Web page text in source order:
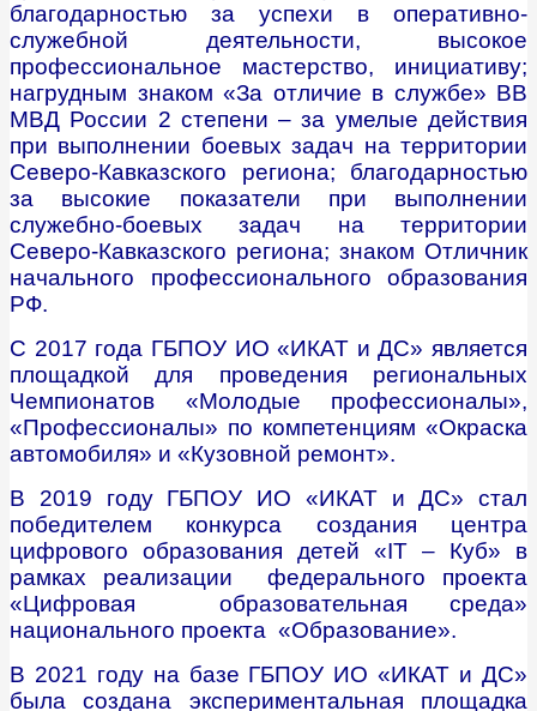
благодарностью за успехи в оперативно-
служебной деятельности, высокое
профессиональное мастерство, инициативу;
нагрудным знаком «За отличие в службе» ВВ
МВД России 2 степени – за умелые действия
при выполнении боевых задач на территории
Северо-Кавказского региона; благодарностью
за высокие показатели при выполнении
служебно-боевых задач на территории
Северо-Кавказского региона; знаком Отличник
начального профессионального образования
РФ.
С 2017 года ГБПОУ ИО «ИКАТ и ДС» является
площадкой для проведения региональных
Чемпионатов «Молодые профессионалы»,
«Профессионалы» по компетенциям «Окраска
автомобиля» и «Кузовной ремонт».
В 2019 году ГБПОУ ИО «ИКАТ и ДС» стал
победителем конкурса создания центра
цифрового образования детей «IT – Куб» в
рамках реализации федерального проекта
«Цифровая образовательная среда»
национального проекта «Образование».
В 2021 году на базе ГБПОУ ИО «ИКАТ и ДС»
была создана экспериментальная площадка